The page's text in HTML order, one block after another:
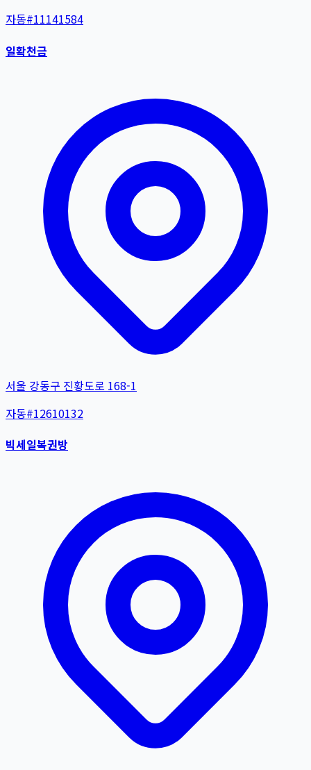
자동#11141584
일확천금
서울 강동구 진황도로 168-1
자동#12610132
빅세일복권방